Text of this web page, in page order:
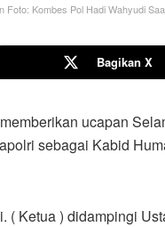
Foto: Kombes Pol Hadi Wahyudi
Bagikan X
ucapan
sebagai Kabid
Ketua ) didampingi